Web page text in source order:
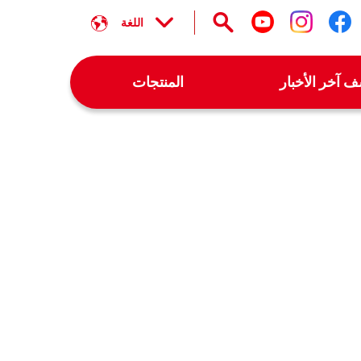
تابعنا على facebook
تابعنا على instagram
تابعنا على youtube
اللغة
آخر الأخبار المنتجات